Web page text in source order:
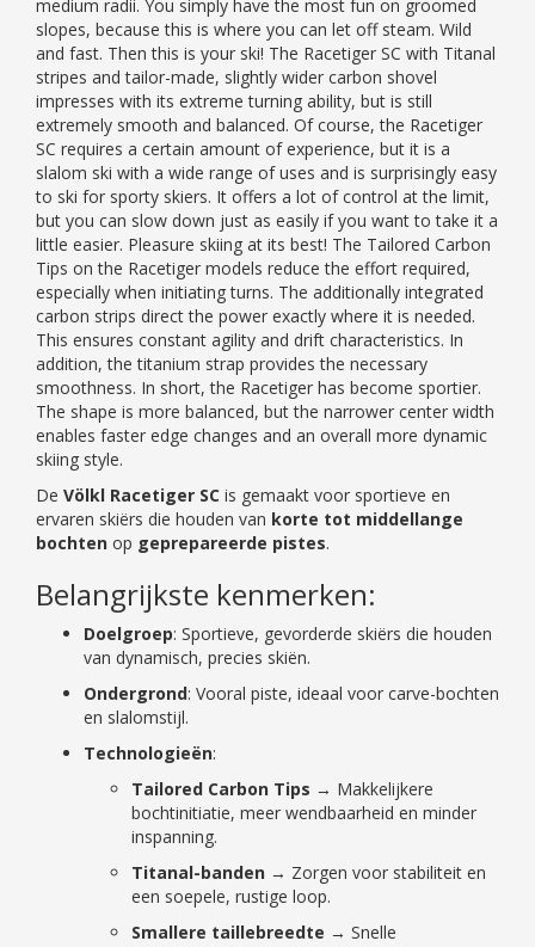
medium radii. You simply have the most fun on groomed
slopes, because this is where you can let off steam. Wild
and fast. Then this is your ski! The Racetiger SC with Titanal
stripes and tailor-made, slightly wider carbon shovel
impresses with its extreme turning ability, but is still
extremely smooth and balanced. Of course, the Racetiger
SC requires a certain amount of experience, but it is a
slalom ski with a wide range of uses and is surprisingly easy
to ski for sporty skiers. It offers a lot of control at the limit,
but you can slow down just as easily if you want to take it a
little easier. Pleasure skiing at its best! The Tailored Carbon
Tips on the Racetiger models reduce the effort required,
especially when initiating turns. The additionally integrated
carbon strips direct the power exactly where it is needed.
This ensures constant agility and drift characteristics. In
addition, the titanium strap provides the necessary
smoothness. In short, the Racetiger has become sportier.
The shape is more balanced, but the narrower center width
enables faster edge changes and an overall more dynamic
skiing style.
De Völkl Racetiger SC is gemaakt voor sportieve en
ervaren skiërs die houden van korte tot middellange
bochten op geprepareerde pistes.
Belangrijkste kenmerken:
Doelgroep: Sportieve, gevorderde skiërs die houden
van dynamisch, precies skiën.
Ondergrond: Vooral piste, ideaal voor carve-bochten
en slalomstijl.
Technologieën:
Tailored Carbon Tips → Makkelijkere
bochtinitiatie, meer wendbaarheid en minder
inspanning.
Titanal-banden → Zorgen voor stabiliteit en
een soepele, rustige loop.
Smallere taillebreedte → Snelle